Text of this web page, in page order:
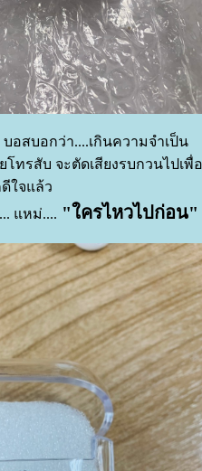
อสบอกว่า....เกินความจำเป็น
ทรสับ จะตัดเสียงรบกวนไปเพื่
ใจแล้ว
แหม่.... "ใครไหวไปก่อน"